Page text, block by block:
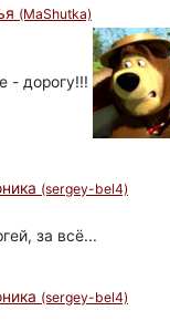
(MaShutka)
- дорогу!!!
(sergey-bel4)
за всё...
(sergey-bel4)